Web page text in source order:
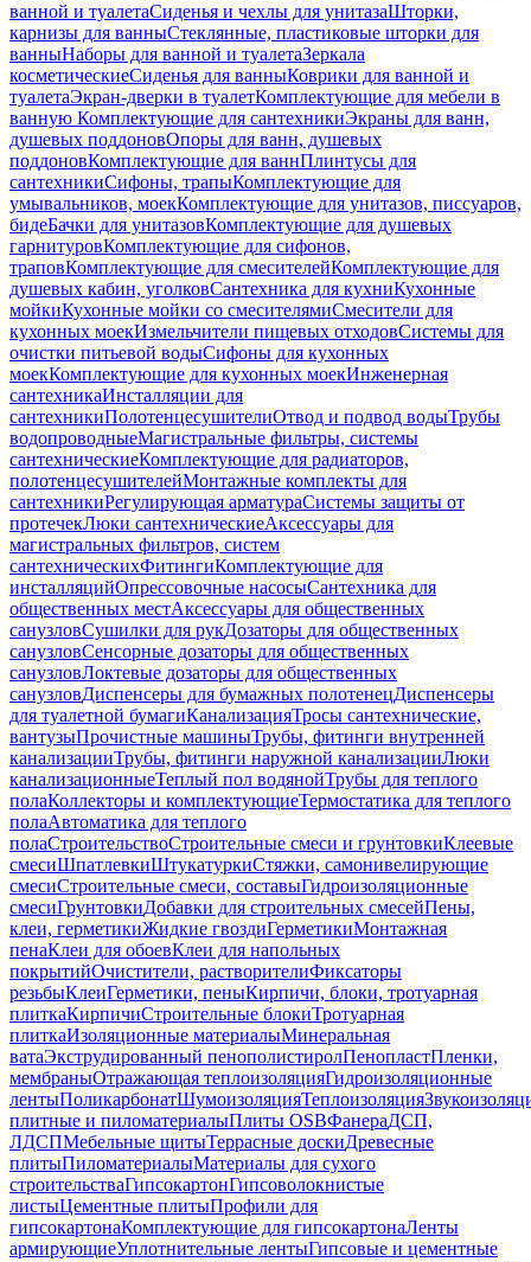
ванной и туалетаСиденья и чехлы для унитазаШторки,
карнизы для ванныСтеклянные, пластиковые шторки для
ванныНаборы для ванной и туалетаЗеркала
косметическиеСиденья для ванныКоврики для ванной и
туалетаЭкран-дверки в туалетКомплектующие для мебели в
ванную Комплектующие для сантехникиЭкраны для ванн,
душевых поддоновОпоры для ванн, душевых
поддоновКомплектующие для ваннПлинтусы для
сантехникиСифоны, трапыКомплектующие для
умывальников, моекКомплектующие для унитазов, писсуаров,
бидеБачки для унитазовКомплектующие для душевых
гарнитуровКомплектующие для сифонов,
траповКомплектующие для смесителейКомплектующие для
душевых кабин, уголковСантехника для кухниКухонные
мойкиКухонные мойки со смесителямиСмесители для
кухонных моекИзмельчители пищевых отходовСистемы для
очистки питьевой водыСифоны для кухонных
моекКомплектующие для кухонных моекИнженерная
сантехникаИнсталляции для
сантехникиПолотенцесушителиОтвод и подвод водыТрубы
водопроводныеМагистральные фильтры, системы
сантехническиеКомплектующие для радиаторов,
полотенцесушителейМонтажные комплекты для
сантехникиРегулирующая арматураСистемы защиты от
протечекЛюки сантехническиеАксессуары для
магистральных фильтров, систем
сантехническихФитингиКомплектующие для
инсталляцийОпрессовочные насосыСантехника для
общественных местАксессуары для общественных
санузловСушилки для рукДозаторы для общественных
санузловСенсорные дозаторы для общественных
санузловЛоктевые дозаторы для общественных
санузловДиспенсеры для бумажных полотенецДиспенсеры
для туалетной бумагиКанализацияТросы сантехнические,
вантузыПрочистные машиныТрубы, фитинги внутренней
канализацииТрубы, фитинги наружной канализацииЛюки
канализационныеТеплый пол водянойТрубы для теплого
полаКоллекторы и комплектующиеТермостатика для теплого
полаАвтоматика для теплого
полаСтроительствоСтроительные смеси и грунтовкиКлеевые
смесиШпатлевкиШтукатуркиСтяжки, самонивелирующие
смесиСтроительные смеси, составыГидроизоляционные
смесиГрунтовкиДобавки для строительных смесейПены,
клеи, герметикиЖидкие гвоздиГерметикиМонтажная
пенаКлеи для обоевКлеи для напольных
покрытийОчистители, растворителиФиксаторы
резьбыКлеиГерметики, пеныКирпичи, блоки, тротуарная
плиткаКирпичиСтроительные блокиТротуарная
плиткаИзоляционные материалыМинеральная
ватаЭкструдированный пенополистиролПенопластПленки,
мембраныОтражающая теплоизоляцияГидроизоляционные
лентыПоликарбонатШумоизоляцияТеплоизоляция
плитные и пиломатериалыПлиты OSBФанераДСП,
ЛДСПМебельные щитыТеррасные доскиДревесные
плитыПиломатериалыМатериалы для сухого
строительстваГипсокартонГипсоволокнистые
листыЦементные плитыПрофили для
гипсокартонаКомплектующие для гипсокартонаЛенты
армирующиеУплотнительные лентыГипсовые и цементные